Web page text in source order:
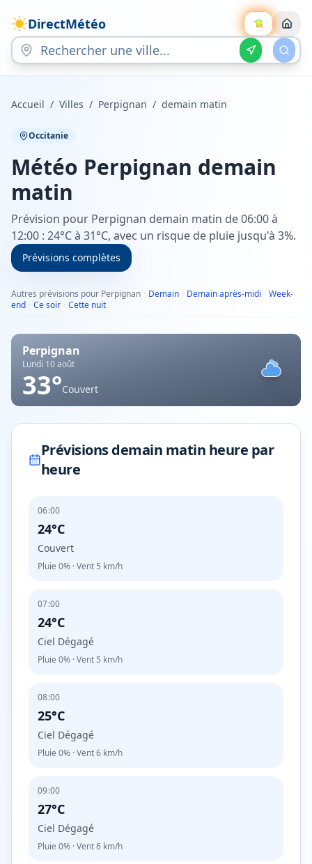
DirectMétéo
Accueil / Villes / Perpignan / demain matin
Occitanie
Météo Perpignan demain
matin
Prévision pour Perpignan demain matin de 06:00 à
12:00 : 24°C à 31°C, avec un risque de pluie jusqu'à 3%.
Prévisions complètes
Autres prévisions pour Perpignan · Demain · Demain après-midi · Week-
end · Ce soir · Cette nuit
Perpignan
Lundi 10 août
33°Couvert
Prévisions demain matin heure par
heure
06:00
24°C
Couvert
Pluie 0% · Vent 5 km/h
07:00
24°C
Ciel Dégagé
Pluie 0% · Vent 5 km/h
08:00
25°C
Ciel Dégagé
Pluie 0% · Vent6 km/h
09:00
27°C
Ciel Dégagé
Pluie 0% · Vent6 km/h